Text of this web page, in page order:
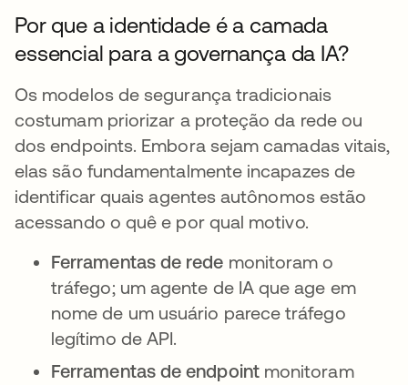
Por que a identidade é a camada
essencial para a governança da IA?
Os modelos de segurança tradicionais
costumam priorizar a proteção da rede ou
dos endpoints. Embora sejam camadas vitais,
elas são fundamentalmente incapazes de
identificar quais agentes autônomos estão
acessando o quê e por qual motivo.
Ferramentas de rede monitoram o
tráfego; um agente de IA que age em
nome de um usuário parece tráfego
legítimo de API.
Ferramentas de endpointmonitoram